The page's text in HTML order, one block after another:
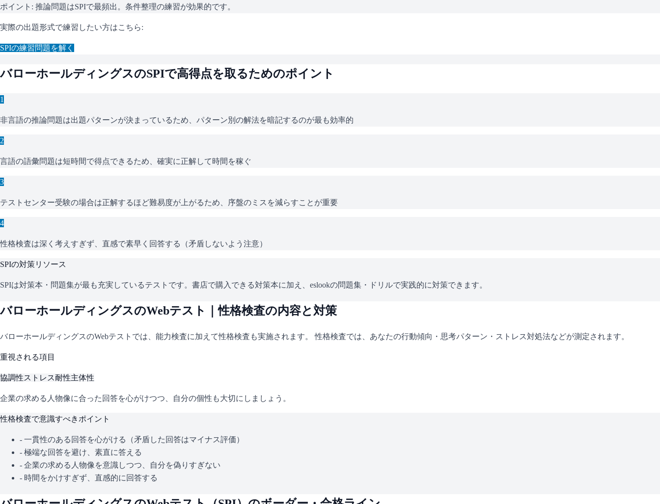
ポイント: 推論問題はSPIで最頻出。条件整理の練習が効果的です。
実際の出題形式で練習したい方はこちら:
SPIの練習問題を解く
バローホールディングスのSPIで高得点を取るためのポイント
1
非言語の推論問題は出題パターンが決まっているため、パターン別の解法を暗記するのが最も効率的
2
言語の語彙問題は短時間で得点できるため、確実に正解して時間を稼ぐ
3
テストセンター受験の場合は正解するほど難易度が上がるため、序盤のミスを減らすことが重要
4
性格検査は深く考えすぎず、直感で素早く回答する（矛盾しないよう注意）
SPIの対策リソース
SPIは対策本・問題集が最も充実しているテストです。書店で購入できる対策本に加え、eslookの問題集・ドリルで実践的に対策できます。
バローホールディングスのWebテスト｜性格検査の内容と対策
バローホールディングスのWebテストでは、能力検査に加えて性格検査も実施されます。 性格検査では、あなたの行動傾向・思考パターン・ストレス対処法などが測定されます。
重視される項目
協調性ストレス耐性主体性
企業の求める人物像に合った回答を心がけつつ、自分の個性も大切にしましょう。
性格検査で意識すべきポイント
- 一貫性のある回答を心がける（矛盾した回答はマイナス評価）
- 極端な回答を避け、素直に答える
- 企業の求める人物像を意識しつつ、自分を偽りすぎない
- 時間をかけすぎず、直感的に回答する